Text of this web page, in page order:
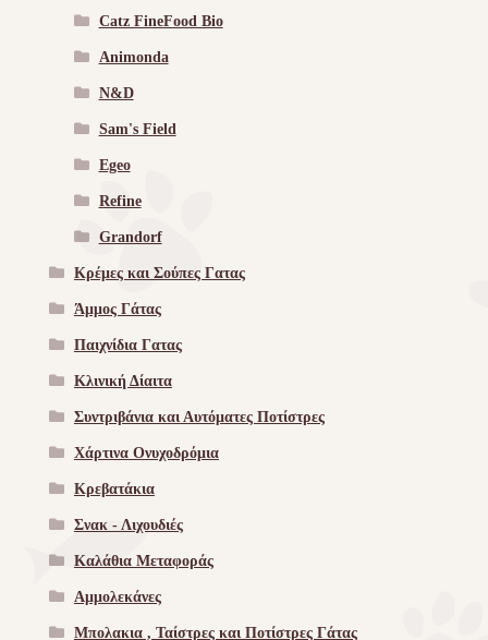
Catz FineFood Bio
Animonda
N&D
Sam's Field
Egeo
Refine
Grandorf
Κρέμες και Σούπες Γατας
Άμμος Γάτας
Παιχνίδια Γατας
Κλινική Δίαιτα
Συντριβάνια και Αυτόματες Ποτίστρες
Χάρτινα Ονυχοδρόμια
Κρεβατάκια
Σνακ - Λιχουδιές
Καλάθια Μεταφοράς
Αμμολεκάνες
Μπολακια , Ταίστρες και Ποτίστρες Γάτας